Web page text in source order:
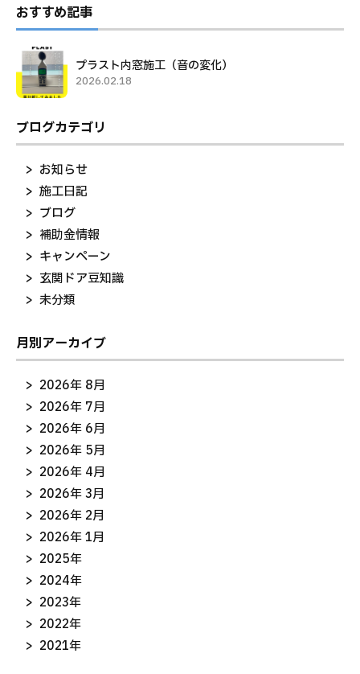
おすすめ記事
プラスト内窓施工（音の変化）
2026.02.18
ブログカテゴリ
お知らせ
施工日記
ブログ
補助金情報
キャンペーン
玄関ドア豆知識
未分類
月別アーカイブ
2026年 8月
2026年 7月
2026年 6月
2026年 5月
2026年 4月
2026年 3月
2026年 2月
2026年 1月
2025年
2024年
2023年
2022年
2021年